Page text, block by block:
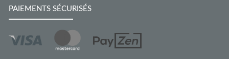
PAIEMENTS SÉCURISÉS